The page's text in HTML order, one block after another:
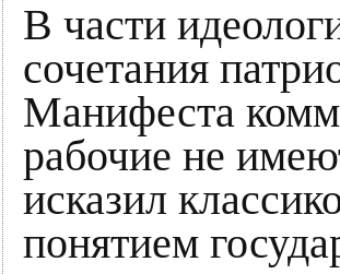
В части
сочетания
Манифеста
рабочие не
исказил
понятием